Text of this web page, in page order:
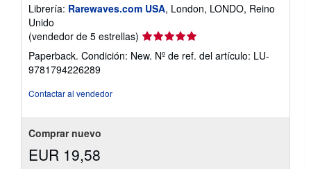
Librería: Rarewaves.com USA, London, LONDO, Reino
Unido
(vendedor de 5 estrellas) Calificación
vendedor:
Paperback. Condición: New. Nº de ref. del artículo: LU-
9781794226289
Contactar al vendedor
Comprar nuevo
EUR 19,58